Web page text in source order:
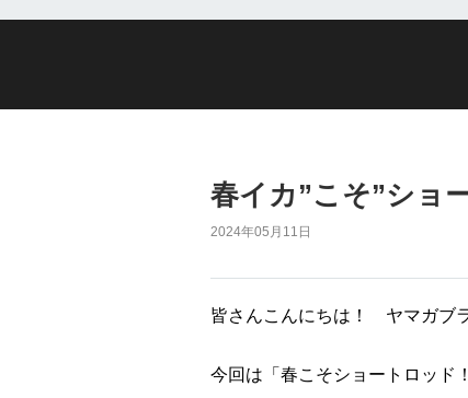
春イカ”こそ”ショ
2024年05月11日
皆さんこんにちは！ ヤマガブ
今回は「春こそショートロッド